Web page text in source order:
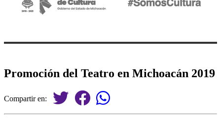
Promoción del Teatro en Michoacán 2019
Compartir en: